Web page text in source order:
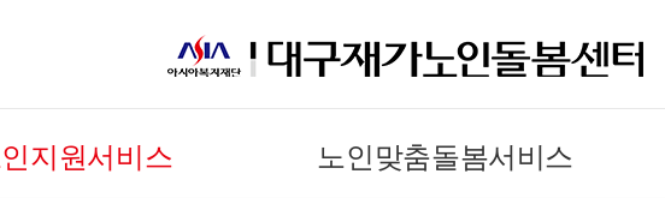
지원서비스 노인맞춤돌봄서비스